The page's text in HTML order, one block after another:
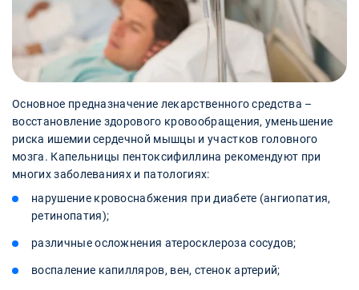
Основное предназначение лекарственного средства –
восстановление здорового кровообращения, уменьшение
риска ишемии сердечной мышцы и участков головного
мозга. Капельницы пентоксифиллина рекомендуют при
многих заболеваниях и патологиях:
нарушение кровоснабжения при диабете (ангиопатия,
ретинопатия);
различные осложнения атеросклероза сосудов;
воспаление капилляров, вен, стенок артерий;